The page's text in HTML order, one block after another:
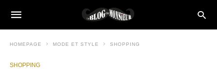
HOMEPAGE MODE ET STYLE SHOPPING
SHOPPING